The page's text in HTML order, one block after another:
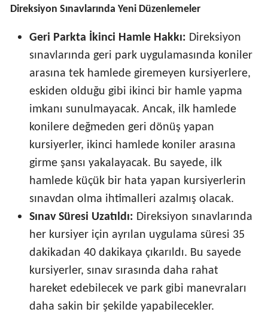
Direksiyon Sınavlarında Yeni Düzenlemeler
Geri Parkta İkinci Hamle Hakkı: Direksiyon
sınavlarında geri park uygulamasında koniler
arasına tek hamlede giremeyen kursiyerlere,
eskiden olduğu gibi ikinci bir hamle yapma
imkanı sunulmayacak. Ancak, ilk hamlede
konilere değmeden geri dönüş yapan
kursiyerler, ikinci hamlede koniler arasına
girme şansı yakalayacak. Bu sayede, ilk
hamlede küçük bir hata yapan kursiyerlerin
sınavdan olma ihtimalleri azalmış olacak.
Sınav Süresi Uzatıldı: Direksiyon sınavlarında
her kursiyer için ayrılan uygulama süresi 35
dakikadan 40 dakikaya çıkarıldı. Bu sayede
kursiyerler, sınav sırasında daha rahat
hareket edebilecek ve park gibi manevraları
daha sakin bir şekilde yapabilecekler.